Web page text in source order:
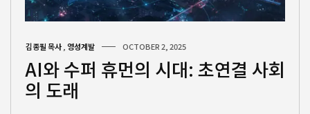
김종필 목사 영성계발 OCTOBER 2, 2025
AI와 수퍼 휴먼의 시대: 초연결 사회
의 도래